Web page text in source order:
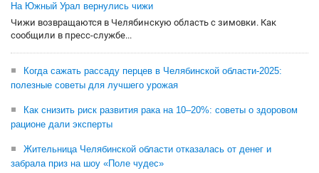
На Южный Урал вернулись чижи
Чижи возвращаются в Челябинскую область с зимовки. Как
сообщили в пресс-службе...
Когда сажать рассаду перцев в Челябинской области-2025:
полезные советы для лучшего урожая
Как снизить риск развития рака на 10–20%: советы о здоровом
рационе дали эксперты
Жительница Челябинской области отказалась от денег и
забрала приз на шоу «Поле чудес»